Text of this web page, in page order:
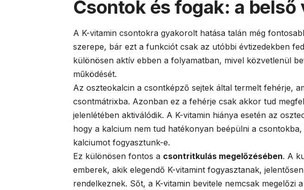
Csontok és fogak: a
A K-vitamin csontokra gyakorolt hatása talán még
szerepe, bár ezt a funkciót csak az utóbbi évtizedekben
különösen aktív ebben a folyamatban, mivel közvetlenül
működését.
Az oszteokalcin a csontképző sejtek által termelt fehérje,
csontmátrixba. Azonban ez a fehérje csak akkor tud
jelenlétében aktiválódik. A K-vitamin hiánya esetén az
hogy a kalcium nem tud hatékonyan beépülni a
kalciumot fogyasztunk-e.
Ez különösen fontos a csontritkulás megelőzésében. A
emberek, akik elegendő K-vitamint fogyasztanak,
rendelkeznek. Sőt, a K-vitamin bevitele nemcsak megelőzi